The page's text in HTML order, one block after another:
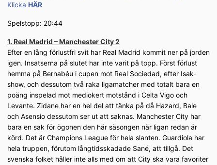
Klicka HÄR
Spelstopp: 20:44
1. Real Madrid – Manchester City 2
Efter en lång förlustfri svit har Real Madrid kommit ner på jorden
igen. Insatserna på slutet har inte varit på topp. Först förlust
hemma på Bernabéu i cupen mot Real Sociedad, efter Isak-
show, och dessutom två raka ligamatcher med totalt bara en
poäng inspelad mot mediokert motstånd i Celta Vigo och
Levante. Zidane har en hel del att tänka på då Hazard, Bale
och Asensio dessutom ser ut att saknas. Manchester City har
bara en sak för ögonen den här säsongen när ligan redan är
körd. Det är Champions League för hela slanten. Guardiola har
hela truppen, förutom långtidsskadade Sané, att tillgå. Det
svenska folket håller inte alls med om att City ska vara favoriter